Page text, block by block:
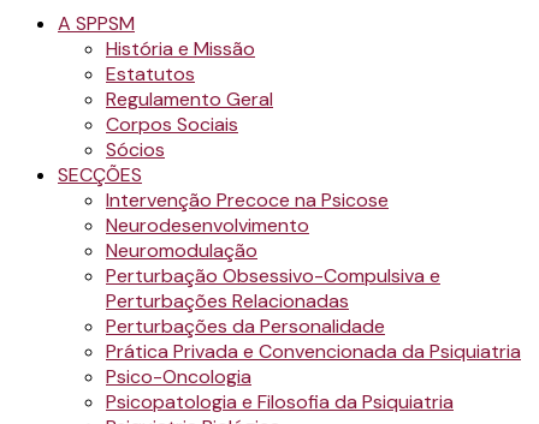
A SPPSM
História e Missão
Estatutos
Regulamento Geral
Corpos Sociais
Sócios
SECÇÕES
Intervenção Precoce na Psicose
Neurodesenvolvimento
Neuromodulação
Perturbação Obsessivo-Compulsiva e
Perturbações Relacionadas
Perturbações da Personalidade
Prática Privada e Convencionada da Psiquiatria
Psico-Oncologia
Psicopatologia e Filosofia da Psiquiatria